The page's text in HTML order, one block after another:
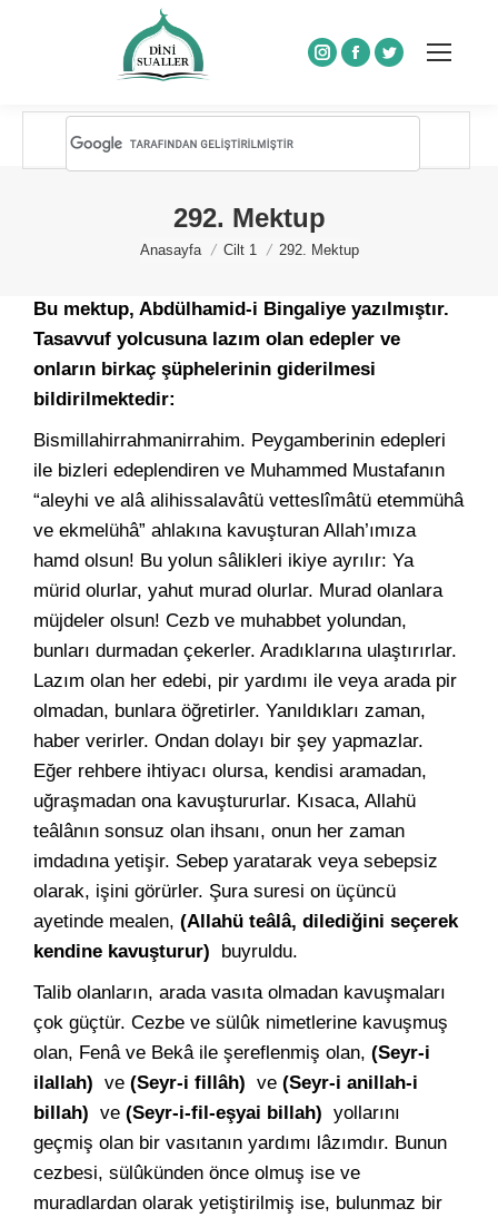
Instagram
Facebook
Twitter
292. Mektup
You are here:
Anasayfa Cilt 1 292. Mektup
Bu mektup, Abdülhamid-i Bingaliye yazılmıştır.
Tasavvuf yolcusuna lazım olan edepler ve
onların birkaç şüphelerinin giderilmesi
bildirilmektedir:
Bismillahirrahmanirrahim. Peygamberinin edepleri
ile bizleri edeplendiren ve Muhammed Mustafanın
“aleyhi ve alâ alihissalavâtü vetteslîmâtü etemmühâ
ve ekmelühâ” ahlakına kavuşturan Allah’ımıza
hamd olsun! Bu yolun sâlikleri ikiye ayrılır: Ya
mürid olurlar, yahut murad olurlar. Murad olanlara
müjdeler olsun! Cezb ve muhabbet yolundan,
bunları durmadan çekerler. Aradıklarına ulaştırırlar.
Lazım olan her edebi, pir yardımı ile veya arada pir
olmadan, bunlara öğretirler. Yanıldıkları zaman,
haber verirler. Ondan dolayı bir şey yapmazlar.
Eğer rehbere ihtiyacı olursa, kendisi aramadan,
uğraşmadan ona kavuştururlar. Kısaca, Allahü
teâlânın sonsuz olan ihsanı, onun her zaman
imdadına yetişir. Sebep yaratarak veya sebepsiz
olarak, işini görürler. Şura suresi on üçüncü
ayetinde mealen, (Allahü teâlâ, dilediğini seçerek
kendine kavuşturur) buyruldu.
Talib olanların, arada vasıta olmadan kavuşmaları
çok güçtür. Cezbe ve sülûk nimetlerine kavuşmuş
olan, Fenâ ve Bekâ ile şereflenmiş olan, (Seyr-i
ilallah) ve (Seyr-i fillâh) ve (Seyr-i anillah-i
billah) ve (Seyr-i-fil-eşyai billah) yollarını
geçmiş olan bir vasıtanın yardımı lâzımdır. Bunun
cezbesi, sülûkünden önce olmuş ise ve
muradlardan olarak yetiştirilmiş ise, bulunmaz bir